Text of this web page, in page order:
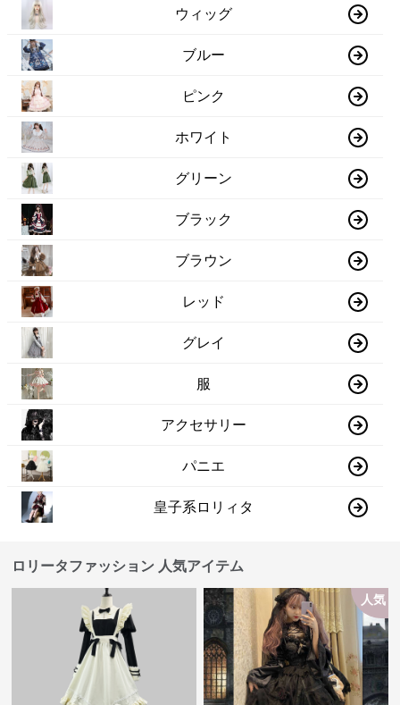
ウィッグ
ブルー
ピンク
ホワイト
グリーン
ブラック
ブラウン
レッド
グレイ
服
アクセサリー
パニエ
皇子系ロリィタ
ロリータファッション 人気アイテム
人気